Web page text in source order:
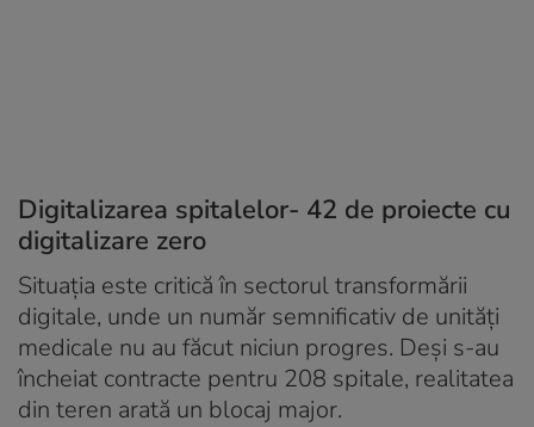
Digitalizarea spitalelor- 42 de proiecte cu
digitalizare zero
Situația este critică în sectorul transformării
digitale, unde un număr semnificativ de unități
medicale nu au făcut niciun progres. Deși s-au
încheiat contracte pentru 208 spitale, realitatea
din teren arată un blocaj major.